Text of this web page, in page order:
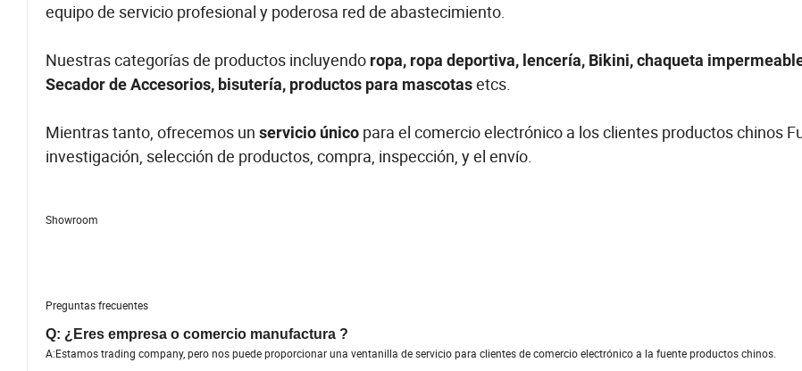
equipo de servicio profesional y poderosa red de abastecimiento.
Nuestras categorías de productos incluyendo ropa, ropa deportiva, lencería, Bikini, chaqueta
Secador de Accesorios, bisutería, productos para mascotasetcs.
Mientras tanto, ofrecemos un servicio único para el comercio electrónico a los clientes productos chinos
investigación, selección de productos, compra, inspección, y el envío.
Showroom
Preguntas frecuentes
Q: ¿Eres empresa o comercio manufactura ?
A:Estamos trading company, pero nos puede proporcionar una ventanilla de servicio para clientes de comercio electrónico a la fuente productos chinos.